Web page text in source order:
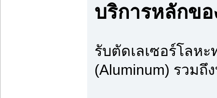
บริการหลักขอ
รับตัดเลเซอร์โลห
(Aluminum) รวมถึ